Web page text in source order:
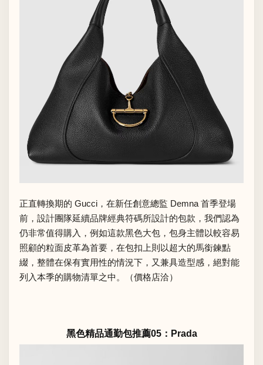
正直轉換期的 Gucci，在新任創意總監 Demna 首季登場
前，設計團隊延續品牌經典符碼所設計的包款，我們認為
仍非常值得購入，例如這款黑色大包，包身主體以較容易
照顧的粒面皮革為首要，在包扣上則以超大的馬銜鍊點
綴，整體在保有實用性的情況下，又兼具造型感，絕對能
列入本季的購物清單之中。（價格店洽）
黑色精品通勤包推薦05：Prada